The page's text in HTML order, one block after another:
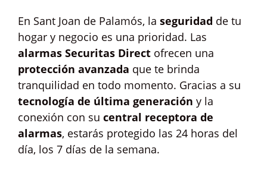
En Sant Joan de Palamós, la seguridad de tu
hogar y negocio es una prioridad. Las
alarmas Securitas Direct ofrecen una
protección avanzada que te brinda
tranquilidad en todo momento. Gracias a su
tecnología de última generación y la
conexión con su central receptora de
alarmas, estarás protegido las 24 horas del
día, los 7 días de la semana.